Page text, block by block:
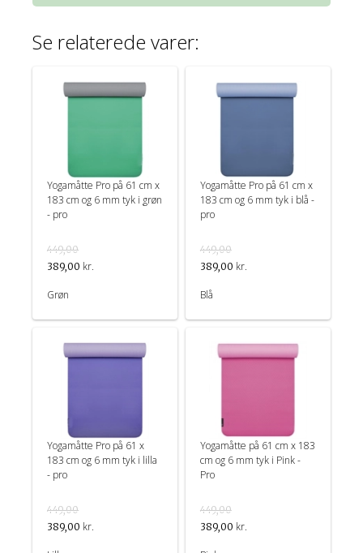
Se relaterede varer:
Yogamåtte Pro på 61 cm x
183 cm og 6 mm tyk i grøn
- pro
449,00
389,00 kr.
Grøn
Yogamåtte Pro på 61 cm x
183 cm og 6 mm tyk i blå -
pro
449,00
389,00 kr.
Blå
Yogamåtte Pro på 61 x
183 cm og 6 mm tyk i lilla
- pro
449,00
389,00 kr.
Yogamåtte på 61 cm x 183
cm og 6 mm tyk i Pink -
Pro
449,00
389,00 kr.